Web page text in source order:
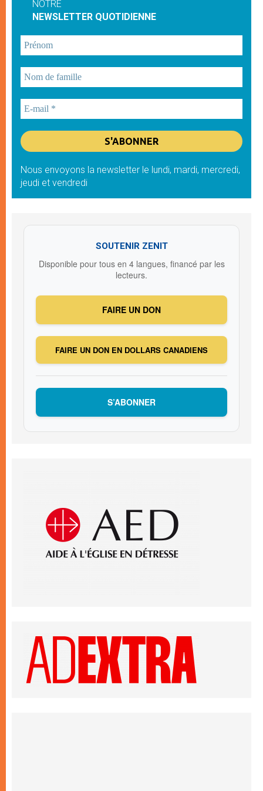
NOTRE
NEWSLETTER QUOTIDIENNE
Nous envoyons la newsletter le lundi, mardi, mercredi,
jeudi et vendredi
SOUTENIR ZENIT
Disponible pour tous en 4 langues, financé par les
lecteurs.
FAIRE UN DON
FAIRE UN DON EN DOLLARS CANADIENS
S’ABONNER